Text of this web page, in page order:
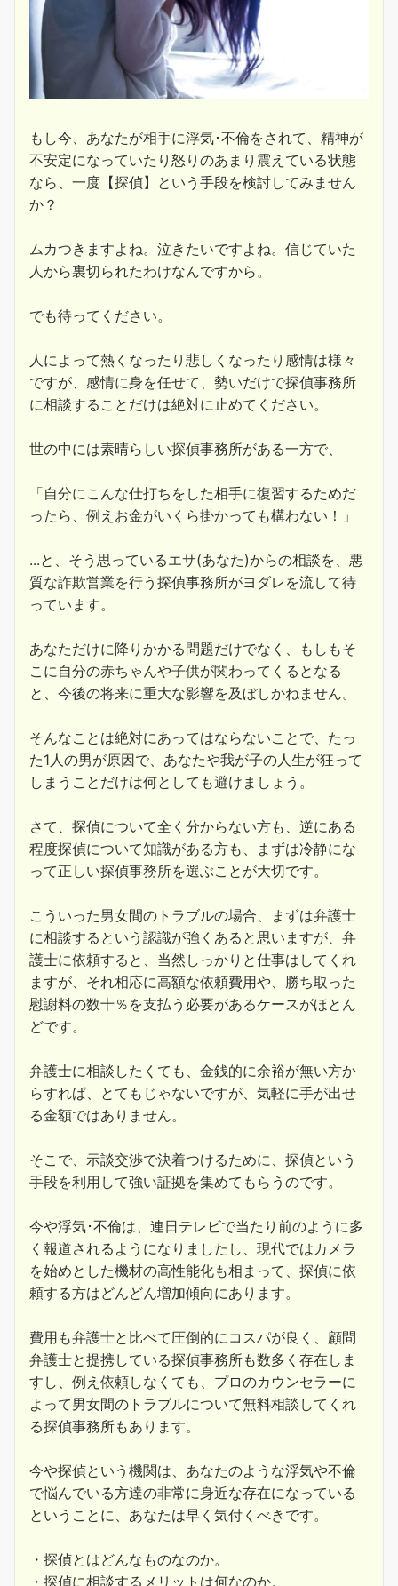
もし今、あなたが相手に浮気･不倫をされて、精神が
不安定になっていたり怒りのあまり震えている状態
なら、一度【探偵】という手段を検討してみません
か？
ムカつきますよね。泣きたいですよね。信じていた
人から裏切られたわけなんですから。
でも待ってください。
人によって熱くなったり悲しくなったり感情は様々
ですが、感情に身を任せて、勢いだけで探偵事務所
に相談することだけは絶対に止めてください。
世の中には素晴らしい探偵事務所がある一方で、
「自分にこんな仕打ちをした相手に復習するためだ
ったら、例えお金がいくら掛かっても構わない！」
...と、そう思っているエサ(あなた)からの相談を、悪
質な詐欺営業を行う探偵事務所がヨダレを流して待
っています。
あなただけに降りかかる問題だけでなく、もしもそ
こに自分の赤ちゃんや子供が関わってくるとなる
と、今後の将来に重大な影響を及ぼしかねません。
そんなことは絶対にあってはならないことで、たっ
た1人の男が原因で、あなたや我が子の人生が狂って
しまうことだけは何としても避けましょう。
さて、探偵について全く分からない方も、逆にある
程度探偵について知識がある方も、まずは冷静にな
って正しい探偵事務所を選ぶことが大切です。
こういった男女間のトラブルの場合、まずは弁護士
に相談するという認識が強くあると思いますが、弁
護士に依頼すると、当然しっかりと仕事はしてくれ
ますが、それ相応に高額な依頼費用や、勝ち取った
慰謝料の数十％を支払う必要があるケースがほとん
どです。
弁護士に相談したくても、金銭的に余裕が無い方か
らすれば、とてもじゃないですが、気軽に手が出せ
る金額ではありません。
そこで、示談交渉で決着つけるために、探偵という
手段を利用して強い証拠を集めてもらうのです。
今や浮気･不倫は、連日テレビで当たり前のように多
く報道されるようになりましたし、現代ではカメラ
を始めとした機材の高性能化も相まって、探偵に依
頼する方はどんどん増加傾向にあります。
費用も弁護士と比べて圧倒的にコスパが良く、顧問
弁護士と提携している探偵事務所も数多く存在しま
すし、例え依頼しなくても、プロのカウンセラーに
よって男女間のトラブルについて無料相談してくれ
る探偵事務所もあります。
今や探偵という機関は、あなたのような浮気や不倫
で悩んでいる方達の非常に身近な存在になっている
ということに、あなたは早く気付くべきです。
・探偵とはどんなものなのか。
・探偵に相談するメリットは何なのか。